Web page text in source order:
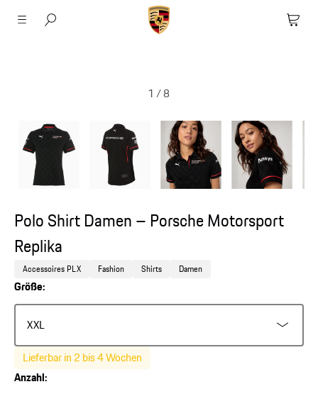
1 /8
Polo Shirt Damen – Porsche Motorsport
Replika
Accessoires PLX Fashion Shirts Damen
Größe:
XXL
Lieferbar in 2 bis 4 Wochen
Anzahl: